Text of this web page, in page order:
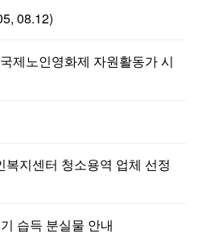
08.12)
제노인영화제 자원활동가 시
지센터 청소용역 업체 선정
습득 분실물 안내